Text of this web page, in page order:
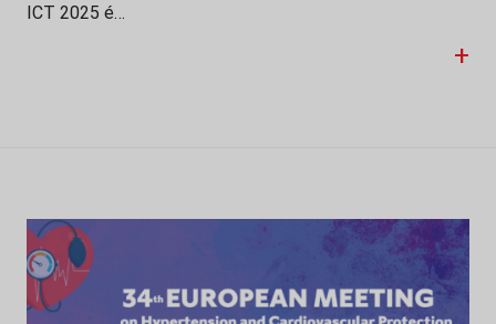
ICT 2025 é…
+